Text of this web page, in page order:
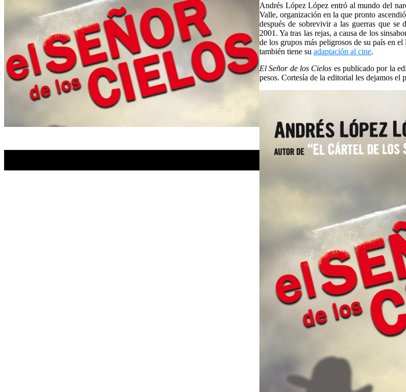
Andrés López López entró al mundo del
Valle, organización en la que pronto
después de sobrevivir a las guerras que se
2001. Ya tras las rejas, a causa de los
de los grupos más peligrosos de su país en el
también tiene su adaptación al cine.
El Señor de los Cielos es publicado por la
pesos. Cortesía de la editorial les dejamos